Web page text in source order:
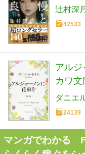
辻村深月
42533
アルジ
カワ文
ダニエ
24139
マンガでわかる